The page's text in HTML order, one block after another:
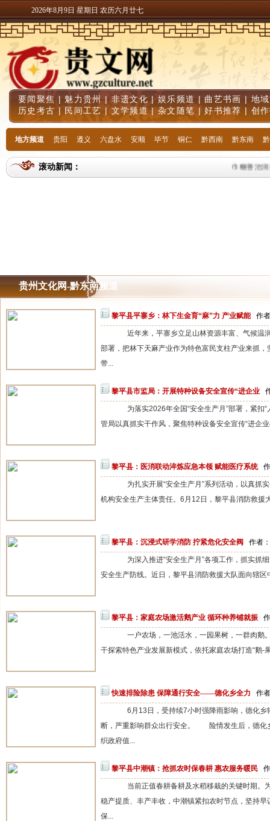
2026年8月9日 星期日 农历六月廿七
要闻聚焦| 魅力贵州|非遗文化 |娱乐频道 | 曲艺书画 | 地
历史考古 | 民间工艺 |文学频道|杂文随笔 |好书推荐 | 创
地方频道 贵阳 遵义 六盘水 安顺 毕节 铜仁 黔西南 黔东南
滚动新闻： 巾帼善治
贵州文化网-黔东南频道
黎平县平寨乡：林下生金育“麻”力 产业赋能 作
近年来，平寨乡立足山林资源丰富、气候温
部署，把林下天麻产业作为特色富民支柱产业来抓
带...
黎平县市监局：开展特种设备安全宣传“进企业
为落实2026年全国“安全生产月”部署，紧扣“
管局以真抓实干作风，聚焦特种设备安全宣传“进企
黎平县：医消联动淬炼应急本领 赋能医疗系统
为扎实开展“安全生产月”系列活动，以真抓
机构安全生产主体责任。6月12日，黎平县消防救援
黎平县：沉浸式研学消防 拧紧危化安全阀 作者
为深入推进“安全生产月”各项工作，抓实抓
安全生产防线。近日，黎平县消防救援大队面向辖
黎平县：家庭农场激活鹅产业 循环种养铺就振
一户农场，一池活水，一园果树，一群肉鹅
干探索特色产业发展新模式，依托家庭农场打造“鹅-
快速排险除患 保障通行安全——德化乡全力 作
6月13日，受持续7小时强降雨影响，德化乡
断，严重影响群众出行安全。 险情发生后，德化
织政府值...
黎平县中潮镇：抢抓农时保春耕 惠农服务暖民
当前正值春耕备耕及水稻移栽的关键时期。
稳产提质、丰产丰收，中潮镇紧扣农时节点，坚持
保...